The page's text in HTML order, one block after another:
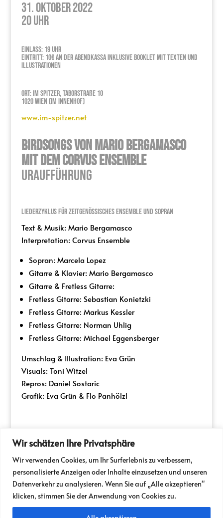
Wir schätzen Ihre Privatsphäre
Wir verwenden Cookies, um Ihr Surferlebnis zu verbessern,
personalisierte Anzeigen oder Inhalte einzusetzen und unseren
Datenverkehr zu analysieren. Wenn Sie auf „Alle akzeptieren"
klicken, stimmen Sie der Anwendung von Cookies zu.
31. Oktober 2022
20 Uhr
Einlass: 19 Uhr
Eintritt: 10€ an der Abendkassa inklusive Booklet mit Texten und
Illustrationen
Ort: Im Spitzer, Taborstraße 10
1020 Wien (Im Innenhof)
www.im-spitzer.net
birdsongs von Mario Bergamasco
mit dem Corvus Ensemble
Uraufführung
Liederzyklus für zeitgenössisches Ensemble und Sopran
Text & Musik: Mario Bergamasco
Interpretation: Corvus Ensemble
Sopran: Marcela Lopez
Gitarre & Klavier: Mario Bergamasco
Gitarre & Fretless Gitarre:
Fretless Gitarre: Sebastian Konietzki
Fretless Gitarre: Markus Kessler
Fretless Gitarre: Norman Uhlig
Fretless Gitarre: Michael Eggensberger
Umschlag & Illustration: Eva Grün
Visuals: Toni Witzel
Repros: Daniel Sostaric
Grafik: Eva Grün & Flo Panhölzl
PRESSE
PARTNER
NEWSLETTER / FOLDER
TICKETSHOP
IM SPITZER
MILIEUKINO
JOBS
VERMIETUNG
IMPRESSUM